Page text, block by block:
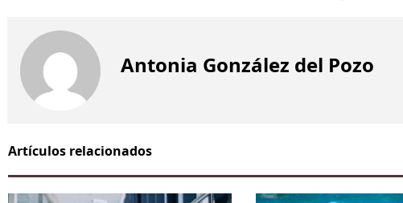
Antonia González del Pozo
Artículos relacionados